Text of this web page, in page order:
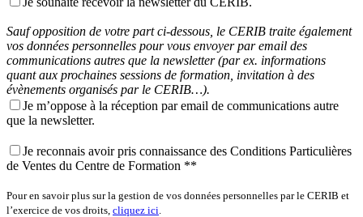
Sauf opposition de votre part ci-dessous, le CERIB traite également
vos données personnelles pour vous envoyer par email des
communications autres que la newsletter (par ex. informations
quant aux prochaines sessions de formation, invitation à des
évènements organisés par le CERIB…).
Je m’oppose à la réception par email de communications autre
que la newsletter.
Je reconnais avoir pris connaissance des Conditions Particulières
de Ventes du Centre de Formation **
Pour en savoir plus sur la gestion de vos données personnelles par le CERIB et
l’exercice de vos droits, cliquez ici